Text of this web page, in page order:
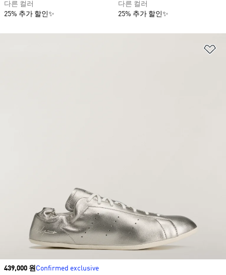
다른 컬러
25% 추가 할인✨
다른 컬러
25% 추가 할인✨
Price
439,000 원Confirmed exclusive